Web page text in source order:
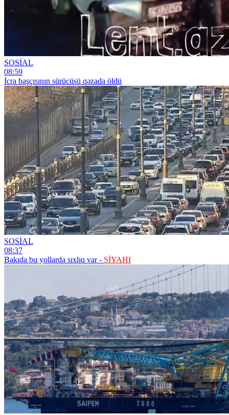
SOSİAL
08:59
İcra başçısının sürücüsü qəzada öldü
SOSİAL
08:37
Bakıda bu yollarda sıxlıq var - SİYAHI